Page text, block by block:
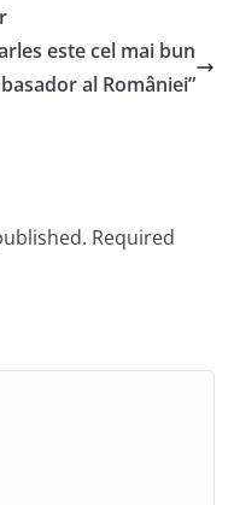
este cel mai bun
al României”
Required